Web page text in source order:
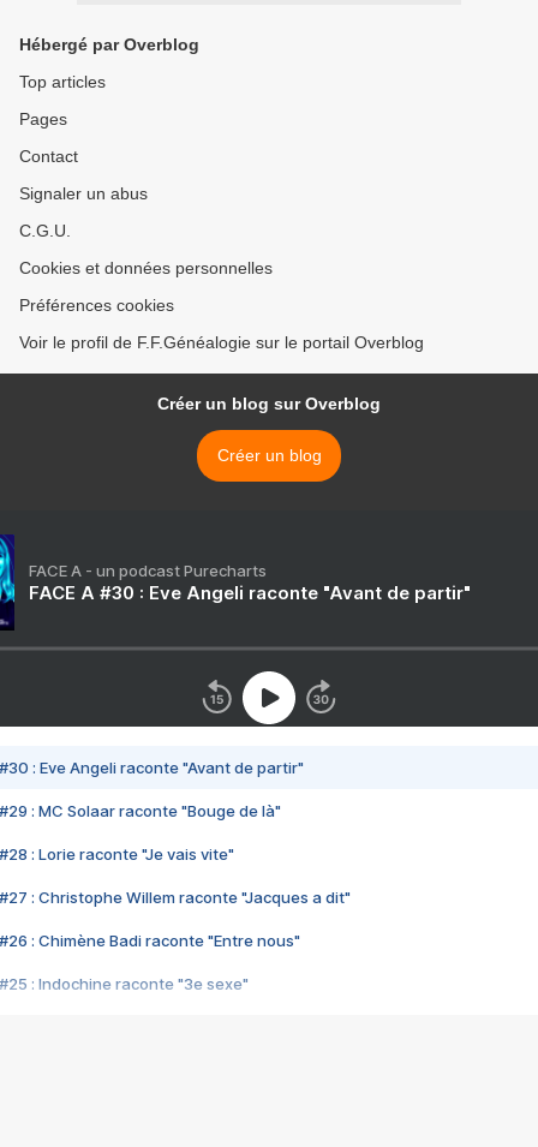
Hébergé par Overblog
Top articles
Pages
Contact
Signaler un abus
C.G.U.
Cookies et données personnelles
Préférences cookies
Voir le profil de F.F.Généalogie sur le portail Overblog
Créer un blog sur Overblog
Créer un blog
FACE A - un podcast Purecharts
FACE A #30 : Eve Angeli raconte "Avant de partir"
#30 : Eve Angeli raconte "Avant de partir"
#29 : MC Solaar raconte "Bouge de là"
#28 : Lorie raconte "Je vais vite"
#27 : Christophe Willem raconte "Jacques a dit"
#26 : Chimène Badi raconte "Entre nous"
#25 : Indochine raconte "3e sexe"